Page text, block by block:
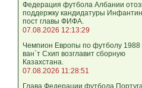
Федерация футбола Албании
поддержку кандидатуры
пост главы ФИФА.
07.08.2026 12:13:29
Чемпион Европы по футболу 1988
ван`т Схип возглавит сборную
Казахстана.
07.08.2026 11:28:51
Глава Федерации футбола